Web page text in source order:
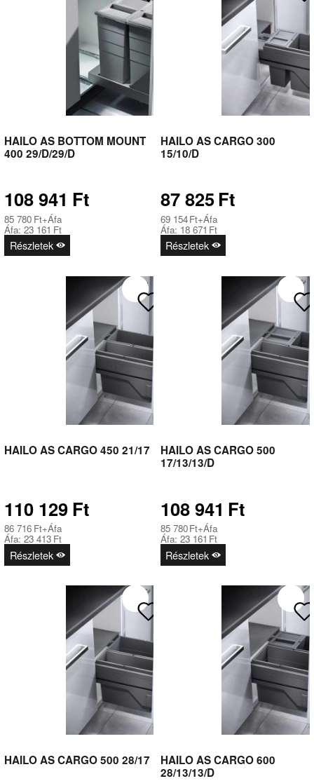
HAILO AS BOTTOM MOUNT
400 29/D/29/D
108 941 Ft
85 780 Ft+Áfa
Áfa: 23 161 Ft
Részletek
HAILO AS CARGO 300
15/10/D
87 825Ft
69 154Ft+Áfa
Áfa: 18 671 Ft
Részletek
HAILO AS CARGO 450 21/17
110 129Ft
86 716 Ft+Áfa
Áfa: 23 413 Ft
Részletek
HAILO AS CARGO 500
17/13/13/D
108 941 Ft
85 780Ft+Áfa
Áfa: 23 161 Ft
Részletek
HAILO AS CARGO 500 28/17
HAILO AS CARGO 600
28/13/13/D